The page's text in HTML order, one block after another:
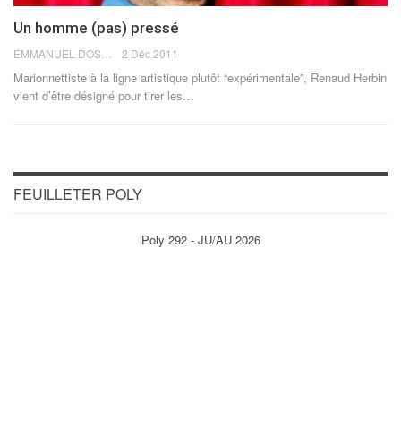
Un homme (pas) pressé
2 Déc 2011
Marionnettiste à la ligne artistique plutôt “expérimentale”, Renaud Herbin
vient d’être désigné pour tirer les…
FEUILLETER POLY
Poly 292 - JU/AU 2026